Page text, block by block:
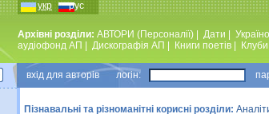
укр рус
Архівні розділи: АВТОРИ (Персоналії) Дати
аудiофонд АП
Дискографiя АП Книги поетiв
вхiд для авторiв логін:
Пізнавальні та різноманітні корисні розділи: